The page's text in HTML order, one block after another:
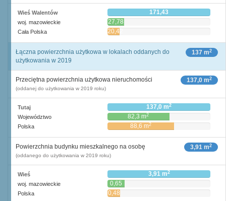
Wieś Walentów 171,43
woj. mazowieckie 27,78
Cała Polska 20,42
137 m2
Łączna powierzchnia użytkowa w lokalach oddanych do
użytkowania w 2019
137,0 m2
Przeciętna powierzchnia użytkowa nieruchomości
(oddanej do użytkowania w 2019 roku)
Tutaj 137,0 m2
Województwo 82,3 m2
Polska 88,6 m2
3,91 m2
Powierzchnia budynku mieszkalnego na osobę
(oddanego do użytkowania w 2019 roku)
Wieś 3,91 m2
woj. mazowieckie
0,65
m2
Polska
0,48